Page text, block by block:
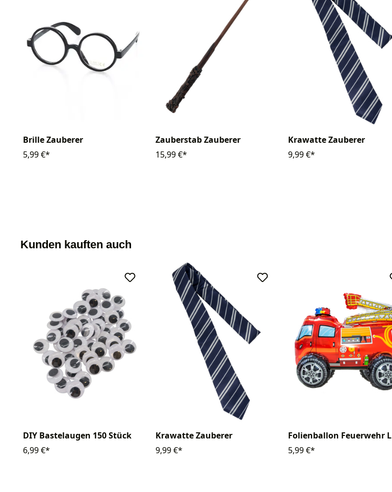
Brille Zauberer
5,99 €*
Zauberstab Zauberer
15,99 €*
Krawatte Zauberer
9,99 €*
Kunden kauften auch
DIY Bastelaugen 150 Stück
6,99 €*
Krawatte Zauberer
9,99 €*
Folienballon Feuerwehr L
5,99 €*